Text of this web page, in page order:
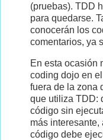
(pruebas). TDD
para quedarse.
conocerán los
comentarios, ya
En esta ocasión
coding dojo en
fuera de la zona
que utiliza TDD:
código sin
más interesante,
código debe